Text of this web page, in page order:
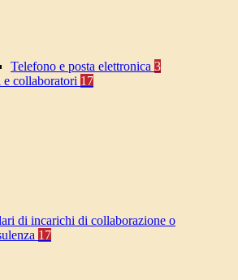
Telefono e posta elettronica 3
e collaboratori 17
di incarichi di collaborazione o
17